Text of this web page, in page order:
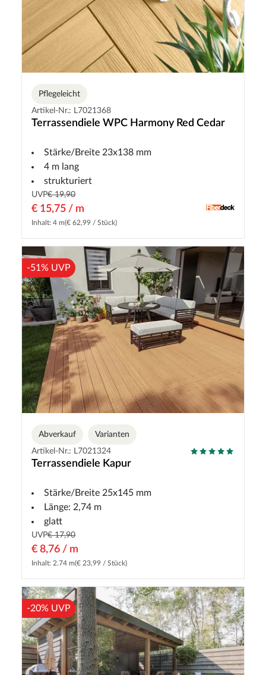
Pflegeleicht
Artikel-Nr.: L7021368
Terrassendiele WPC Harmony Red Cedar
Stärke/Breite 23x138 mm
4 m lang
strukturiert
UVP€ 19,90
€ 15,75 / m
Inhalt: 4 m(€ 62,99 / Stück)
-51% UVP
Abverkauf
Varianten
Artikel-Nr.: L7021324
Terrassendiele Kapur
Stärke/Breite 25x145 mm
Länge: 2,74 m
glatt
UVP€ 17,90
€ 8,76 / m
Inhalt: 2.74 m(€ 23,99 / Stück)
-20% UVP